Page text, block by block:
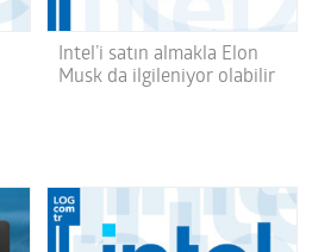
Intel’i satın almakla Elon
Musk da ilgileniyor olabilir